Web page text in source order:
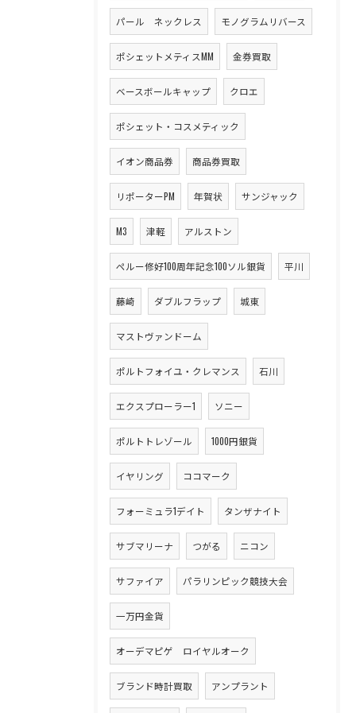
パール ネックレス モノグラムリバース
ポシェットメティスMM 金券買取
ベースボールキャップ クロエ
ポシェット・コスメティック
イオン商品券 商品券買取
リポーターPM 年賀状 サンジャック
M3 津軽 アルストン
ペルー修好100周年記念100ソル銀貨 平川
藤崎 ダブルフラップ 城東
マストヴァンドーム
ポルトフォイユ・クレマンス 石川
エクスプローラー1 ソニー
ポルトトレゾール 1000円銀貨
イヤリング ココマーク
フォーミュラ1デイト タンザナイト
サブマリーナ つがる ニコン
サファイア パラリンピック競技大会
一万円金貨
オーデマピゲ ロイヤルオーク
ブランド時計買取 アンプラント